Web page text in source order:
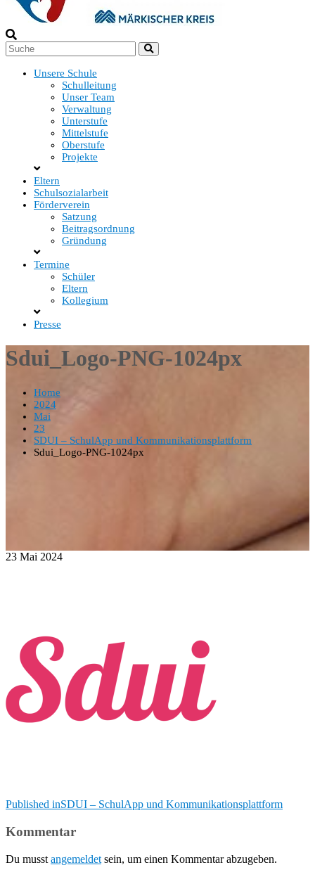
Unsere Schule
Schulleitung
Unser Team
Verwaltung
Unterstufe
Mittelstufe
Oberstufe
Projekte
Eltern
Schulsozialarbeit
Förderverein
Satzung
Beitragsordnung
Gründung
Termine
Schüler
Eltern
Kollegium
Presse
Sdui_Logo-PNG-1024px
Home
2024
Mai
23
SDUI – SchulApp und Kommunikationsplattform
Sdui_Logo-PNG-1024px
23 Mai 2024
Beitragsnavigation
Published inSDUI – SchulApp und Kommunikationsplattform
Kommentar
Du musst angemeldet sein, um einen Kommentar abzugeben.